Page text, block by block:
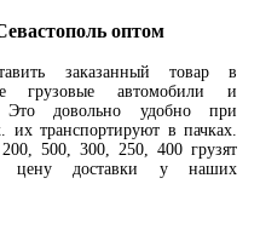
оптом
заказанный товар в
грузовые автомобили и
Это довольно удобно при
их транспортируют в пачках.
500, 300, 250, 400 грузят
цену доставки у наших